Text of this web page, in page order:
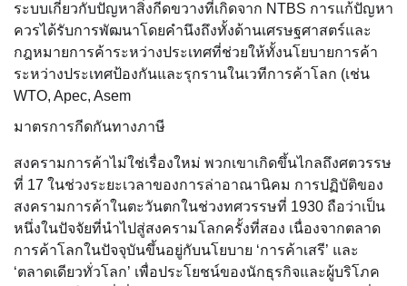
ระบบเกี่ยวกับปัญหาสิ่งกีดขวางที่เกิดจาก NTBS การแก้ปัญหา
ควรได้รับการพัฒนาโดยคำนึงถึงทั้งด้านเศรษฐศาสตร์และ
กฎหมายการค้าระหว่างประเทศที่ช่วยให้ทั้งนโยบายการค้า
ระหว่างประเทศป้องกันและรุกรานในเวทีการค้าโลก (เช่น
WTO, Apec, Asem
มาตรการกีดกันทางภาษี
สงครามการค้าไม่ใช่เรื่องใหม่ พวกเขาเกิดขึ้นไกลถึงศตวรรษ
ที่ 17 ในช่วงระยะเวลาของการล่าอาณานิคม การปฏิบัติของ
สงครามการค้าในตะวันตกในช่วงทศวรรษที่ 1930 ถือว่าเป็น
หนึ่งในปัจจัยที่นำไปสู่สงครามโลกครั้งที่สอง เนื่องจากตลาด
การค้าโลกในปัจจุบันขึ้นอยู่กับนโยบาย ‘การค้าเสรี’ และ
‘ตลาดเดียวทั่วโลก’ เพื่อประโยชน์ของนักธุรกิจและผู้บริโภค